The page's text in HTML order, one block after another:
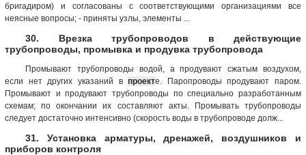
бригадиром) и согласованы с соответствующими организациями все
неясные вопросы; - приняты узлы, элементы ...
30. Врезка трубопроводов в действующие
трубопроводы, промывка и продувка трубопровода
Промывают трубопроводы водой, а продувают сжатым воздухом,
если нет других указаний впроекте. Паропроводы продувают паром.
Промывают и продувают трубопроводы по специально разработанным
схемам; по окончании их составляют акты. Промывать трубопроводы
следует достаточно интенсивно (скорость воды в трубопроводе долж...
31. Установка арматуры, дренажей, воздушников и
приборов контроля